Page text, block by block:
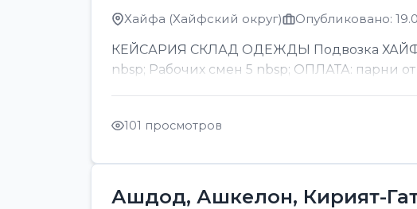
Хайфа (Хайфский округ) Опубликовано:
КЕЙСАРИЯ СКЛАД ОДЕЖДЫ Подвозка
nbsp; Рабочих смен 5 nbsp; ОПЛАТА: парни
101 просмотров
Ашдод, Ашкелон, Кирият-